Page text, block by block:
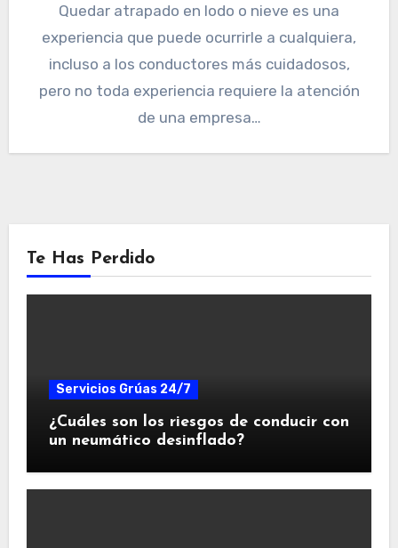
Quedar atrapado en lodo o nieve es una
experiencia que puede ocurrirle a cualquiera,
incluso a los conductores más cuidadosos,
pero no toda experiencia requiere la atención
de una empresa…
Te Has Perdido
Servicios Grúas 24/7
¿Cuáles son los riesgos de conducir con
un neumático desinflado?